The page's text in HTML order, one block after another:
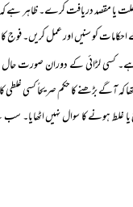
یا مقصد دریافت کرے۔ ظاہر ہے
کو سنیں اور عمل کریں۔ فوج
ہے۔ کسی لڑائی کے دوران صورت
کہ آگے بڑھنے کا حکم صریحاً کسی
غلط ہونے کا سوال نہیں